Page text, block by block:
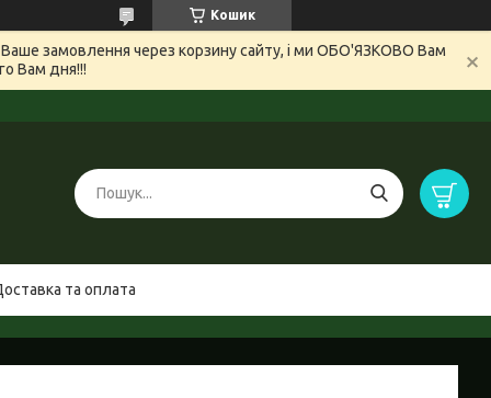
Кошик
замовлення через корзину сайту, і ми ОБО'ЯЗКОВО Вам
Вам дня!!!
та оплата